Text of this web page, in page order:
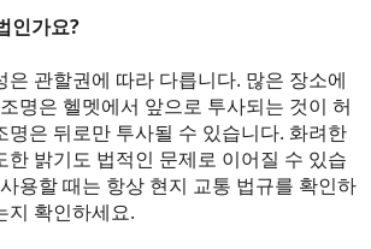
인가요?
은 관할권에 따라 다릅니다. 많은 장소에
명은 헬멧에서 앞으로 투사되는 것이 허
명은 뒤로만 투사될 수 있습니다. 화려한
한 밝기도 법적인 문제로 이어질 수 있습
용할 때는 항상 현지 교통 법규를 확인하
지 확인하세요.